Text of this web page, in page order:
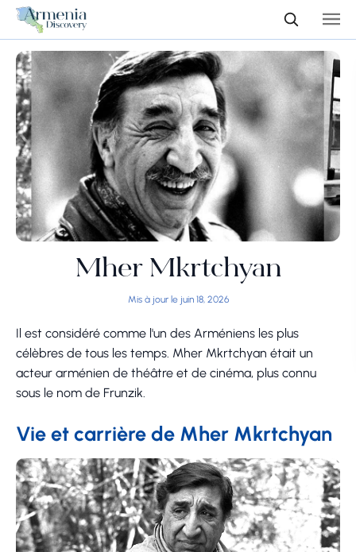
Mher Mkrtchyan
Mis à jour le juin 18, 2026
Il est considéré comme l'un des Arméniens les plus
célèbres de tous les temps. Mher Mkrtchyan était un
acteur arménien de théâtre et de cinéma, plus connu
sous le nom de Frunzik.
Vie et carrière de Mher Mkrtchyan